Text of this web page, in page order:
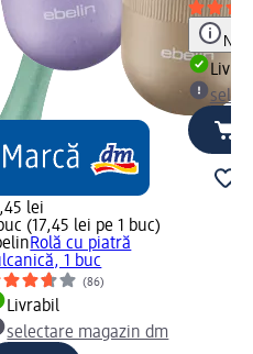
lei
(17,45 lei pe 1 buc)
Rolă cu piatră
1 buc
(86)
Livrabil
selectare magazin dm
Notă